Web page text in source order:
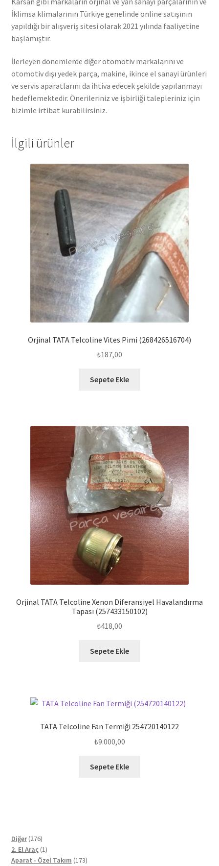
İklimsa klimalarının Türkiye genelinde online satışının
yapıldığı bir alışveriş sitesi olarak 2021 yılında faaliyetine
başlamıştır.
İlerleyen dönemlerde diğer otomotiv markalarını ve
otomotiv dışı yedek parça, makine, ikince el sanayi ürünleri
ve servis aparatlarını da ihtiva edecek şekilde yapılanmayı
hedeflemektedir. Önerileriniz ve işbirliği talepleriniz için
bizimle irtibat kurabilirsiniz.
İlgili ürünler
Orjinal TATA Telcoline Vites Pimi (268426516704)
₺187,00
Sepete Ekle
Orjinal TATA Telcoline Xenon Diferansiyel Havalandırma
Tapası (257433150102)
₺418,00
Sepete Ekle
TATA Telcoline Fan Termiği 254720140122
₺9.000,00
Sepete Ekle
Diğer 276276
ürün
2. El Araç 11
ürün
Aparat - Özel Takım 173173